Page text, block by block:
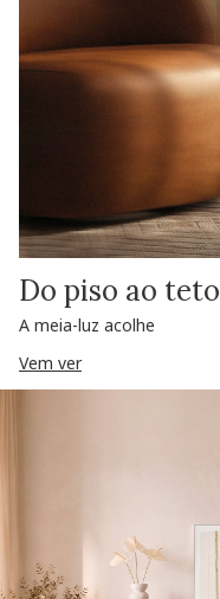
Do piso ao teto
A meia-luz acolhe
Vem ver